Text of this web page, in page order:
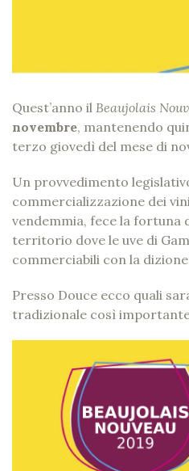
Quest’anno il Beaujolais
novembre, mantenendo
terzo giovedì del mese di
Un provvedimento
commercializzazione dei
vendemmia, fece la
territorio dove le uve di
commerciabili con la
Presso Douce ecco quali
tradizionale così